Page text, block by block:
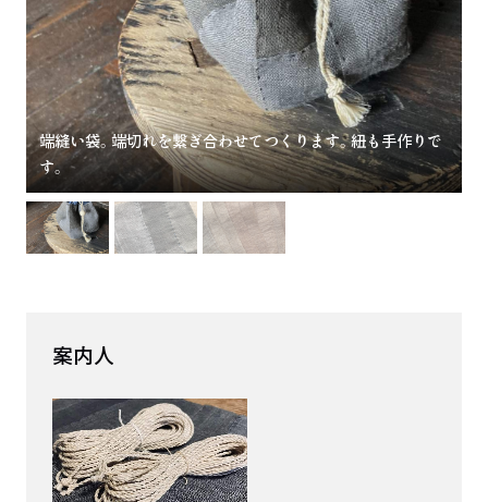
端縫い袋。端切れを繋ぎ合わせてつくります。紐も手作りで
す。
案内人